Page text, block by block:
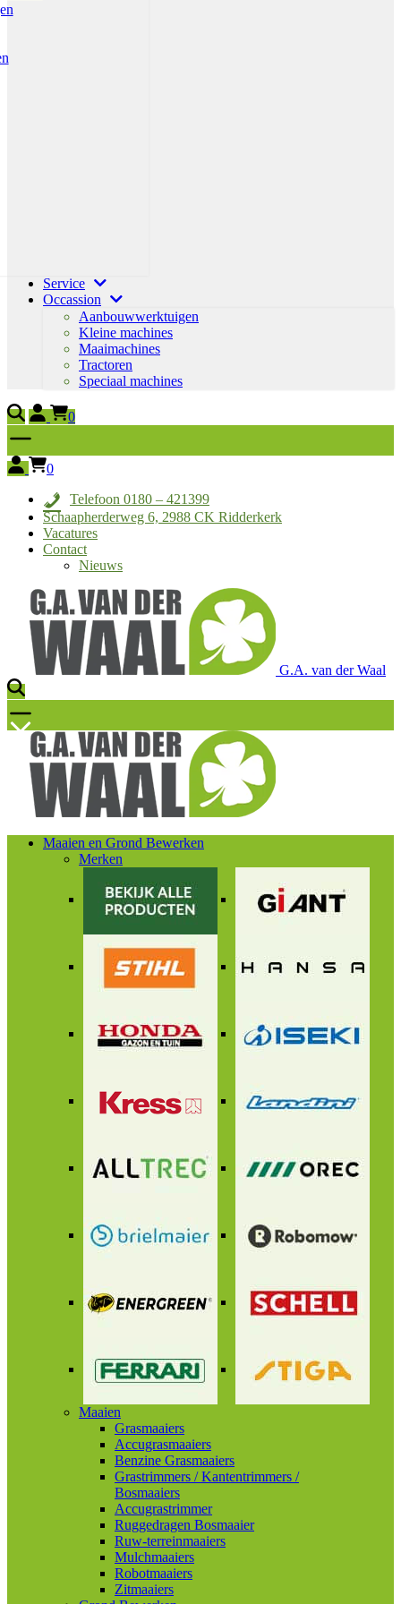
Service
Occassion
Aanbouwwerktuigen
Kleine machines
Maaimachines
Tractoren
Speciaal machines
0
0
Telefoon 0180 – 421399
Schaapherderweg 6, 2988 CK Ridderkerk
Vacatures
Contact
Nieuws
G.A. van der Waal
Maaien en Grond Bewerken
Merken
Maaien
Grasmaaiers
Accugrasmaaiers
Benzine Grasmaaiers
Grastrimmers / Kantentrimmers /
Bosmaaiers
Accugrastrimmer
Ruggedragen Bosmaaier
Ruw-terreinmaaiers
Mulchmaaiers
Robotmaaiers
Zitmaaiers